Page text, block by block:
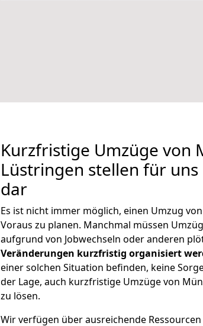
Kurzfristige Umzüge von
Lüstringen stellen für
dar
Es ist nicht immer möglich, einen Umzug
Voraus zu planen. Manchmal müssen
aufgrund von Jobwechseln oder anderen
Veränderungen kurzfristig organisiert
einer solchen Situation befinden, keine
der Lage, auch kurzfristige Umzüge von
zu lösen.
Wir verfügen über ausreichende